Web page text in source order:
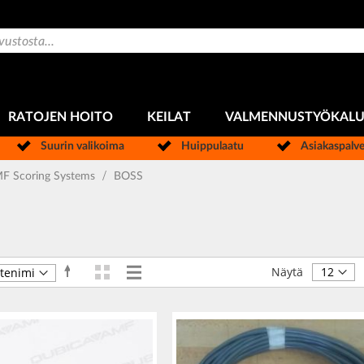
RATOJEN HOITO KEILAT
Suurin valikoima Huippulaatu
Scoring Systems BOSS
Aseta
laskevaan
Näkymät
RuudukkoLuettelo Näytä